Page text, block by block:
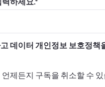
요.
데이터 개인정보 보호정책
제든지 구독을 취소할 수